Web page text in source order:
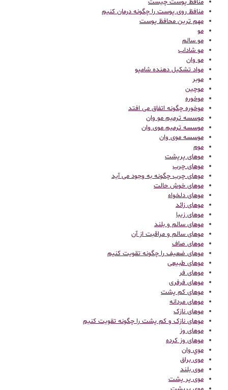
منافظ پوست چیست
منافظ روی پوست را چگونه درمان کنیم
مهم ترین محافظ پوست
مو
مو سالم
مو شاداب
مو وان
مواد تشکیل دهنده شامپو
موبر
موچین
موخوره
موخوره چگونه اتفاق می افتد
موسسه ترمیم مو وان
موسسه ترمیم موی وان
موسسه موی وان
موم
موهای پرپشت
موهای چرب
موهای چرب چگونه به وجود می آید
موهای خوش حالت
موهای دلخواه
موهای زائد
موهای زیبا
موهای سالم و بلند
موهای سالم و مراقبت از آن
موهای صاف
موهای ضعیف را چگونه تقویت کنیم
موهای طبیعی
موهای فر
موهای فرفری
موهای کم پشت
موهای مردانه
موهای نازک
موهای نازک و کم پشت را چگونه تقویت کنیم
موهای وز
موهای وز کرده
موي وان
موی براق
موی بلند
موی پر پشت